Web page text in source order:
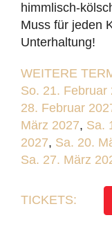
himmlisch-
Muss für jeden
Unterhaltung!
WEITERE
So. 21. Februar
28. Februar
März 2027, Sa.
2027, Sa. 20.
Sa. 27. März
TICKETS: